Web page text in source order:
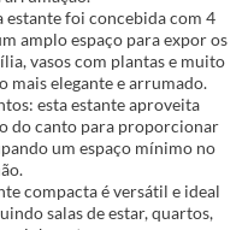
estante foi concebida com 4
amplo espaço para expor os
vasos com plantas e muito
mais elegante e arrumado.
esta estante aproveita
do canto para proporcionar
um espaço mínimo no
compacta é versátil e ideal
salas de estar, quartos,